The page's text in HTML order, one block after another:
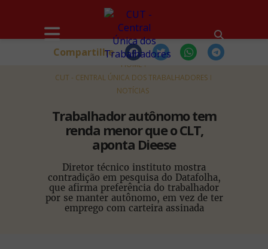
HOME
CUT - CENTRAL ÚNICA DOS TRABALHADORES
NOTÍCIAS
Trabalhador autônomo tem
renda menor que o CLT,
aponta Dieese
Diretor técnico instituto mostra
contradição em pesquisa do Datafolha,
que afirma preferência do trabalhador
por se manter autônomo, em vez de ter
emprego com carteira assinada
Compartilhe